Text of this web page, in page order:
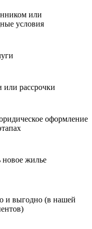
или
условия
рассрочки
оформление
новое жилье
и выгодно (в нашей